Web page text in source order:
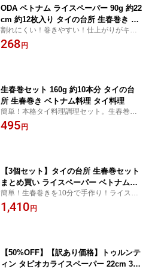
ODA ベトナム ライスペーパー 90g 約22
cm 約12枚入り タイの台所 生春巻き ベ
トナム料理 タイ料理
割れにくい！巻きやすい！仕上がりがキレ
イ！生春巻きにはこれ。生春巻き（ゴイク
ン）が作りやすい、タピオカ澱粉入りのモ
268円
生春巻セット 160g 約10本分 タイの台
所 生春巻き ベトナム料理 タイ料理
簡単！本格タイ料理調理セット。生春巻き
を10分で手作り！ライスペーパー約10枚、
スイートチリソース、春雨入り。おうちパ
495円
【3個セット】タイの台所 生春巻セット
まとめ買い ライスペーパー ベトナム料
理 ベトナム タイ料理
簡単！生春巻きを10分で手作り！ライスペ
ーパー約10枚、スイートチリソース、春雨
入り。おうちパーティにもぴったり！
1,410円
【50%OFF】【訳あり価格】トゥルンテ
ィン タピオカライスペーパー 22cm 300